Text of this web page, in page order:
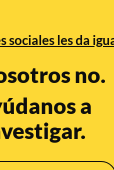
sociales les da
no.
a
María
PM